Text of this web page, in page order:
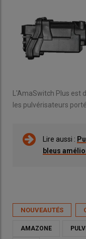
L'AmaSwitch Plus
les pulvérisateurs
Lire aussi :
bleus
NOUVEAUTÉS
AMAZONE